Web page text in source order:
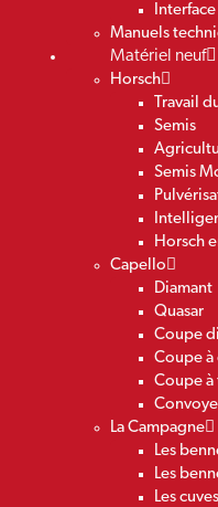
Manuels
Matériel neuf
Horsch
Travail
Semis
Semis
Horsch
Capello
Diamant
Quasar
Coupe
Coupe à
Coupe
La Campagne
Les
Les
Les